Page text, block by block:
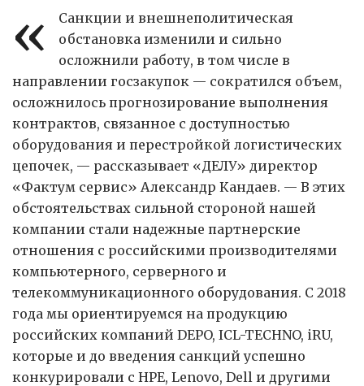
«
Санкции и внешнеполитическая
обстановка изменили и сильно
осложнили работу, в том числе в
направлении госзакупок — сократился объем,
осложнилось прогнозирование выполнения
контрактов, связанное с доступностью
оборудования и перестройкой логистических
цепочек, — рассказывает «ДЕЛУ» директор
«Фактум сервис» Александр Кандаев. — В этих
обстоятельствах сильной стороной нашей
компании стали надежные партнерские
отношения с российскими производителями
компьютерного, серверного и
телекоммуникационного оборудования. С 2018
года мы ориентируемся на продукцию
российских компаний DEPO, ICL-TECHNO, iRU,
которые и до введения санкций успешно
конкурировали с HPE, Lenovo, Dell и другими